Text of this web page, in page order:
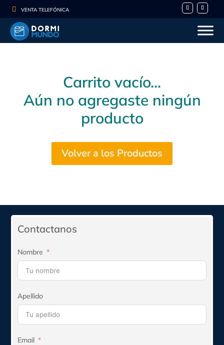
 VENTA TELEFÓNICA
Carrito vacío...
Aún no agregaste ningún
producto
Volver a los Productos
Contactanos
Nombre
Apellido
Email